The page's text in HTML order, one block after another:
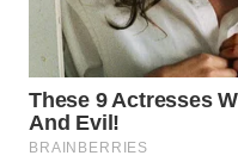
WN
BINJAI
WN
CIREBON